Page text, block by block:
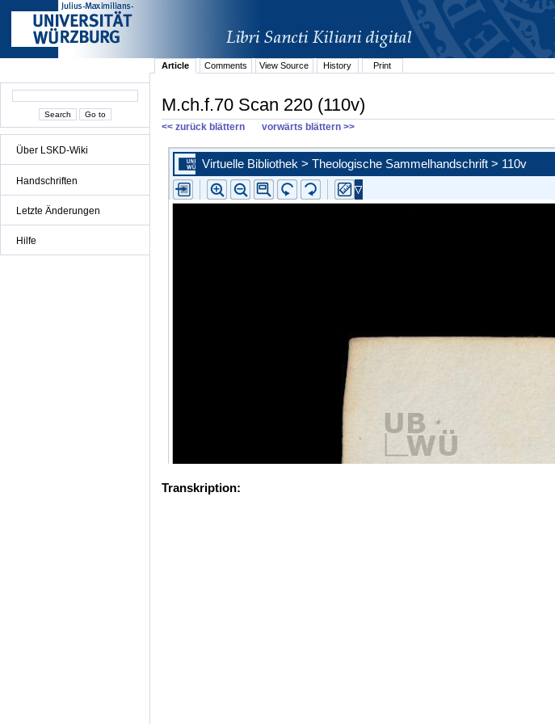
Über LSKD-Wiki
Handschriften
Letzte Änderungen
Hilfe
Article
Comments View Source History Print
M.ch.f.70 Scan 220 (110v)
<< zurück blättern vorwärts blättern >>
Transkription: